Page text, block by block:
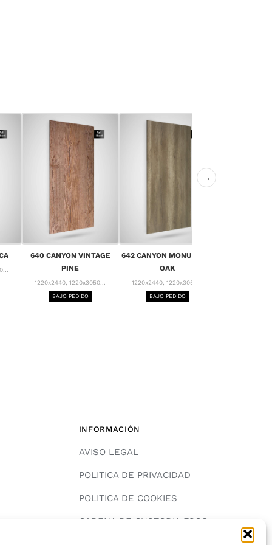
640 CANYON VINTAGE
PINE
1220x2440, 1220x3050...
BAJO PEDIDO
642 CANYON MONUMENT
OAK
1220x2440, 1220x3050...
BAJO PEDIDO
→
INFORMACIÓN
AVISO LEGAL
POLITICA DE PRIVACIDAD
POLITICA DE COOKIES
CADENA DE CUSTODIA FSC®